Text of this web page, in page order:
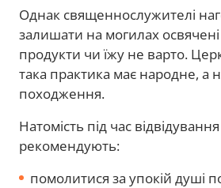
Однак священнослужителі
залишати на могилах освячені
продукти чи їжу не варто.
така практика має народне, а
походження.
Натомість під час
рекомендують:
помолитися за упокій душі